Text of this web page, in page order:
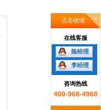
点击收缩
在线客服
陈经理
李经理
咨询热线
400-968-4968